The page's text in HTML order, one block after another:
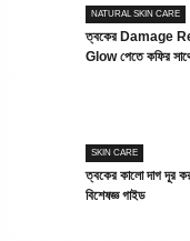
NATURAL SKIN CARE
ত্বকের Damage
Glow পেতে কফির
SKIN CARE
ত্বকের কালো দাগ দূর
বিশেষজ্ঞ গাইড